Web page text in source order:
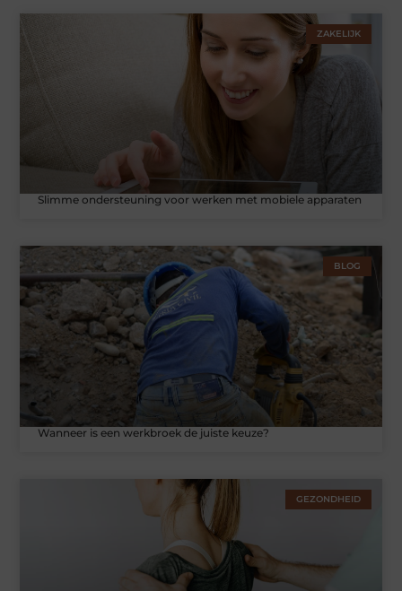
ZAKELIJK
Slimme ondersteuning voor werken met mobiele apparaten
BLOG
Wanneer is een werkbroek de juiste keuze?
GEZONDHEID